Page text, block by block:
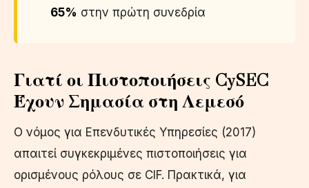
65% στην πρώτη συνεδρία
Γιατί οι Πιστοποιήσεις CySEC
Έχουν Σημασία στη Λεμεσό
Ο νόμος για Επενδυτικές Υπηρεσίες (2017)
απαιτεί συγκεκριμένες πιστοποιήσεις για
ορισμένους ρόλους σε CIF. Πρακτικά, για